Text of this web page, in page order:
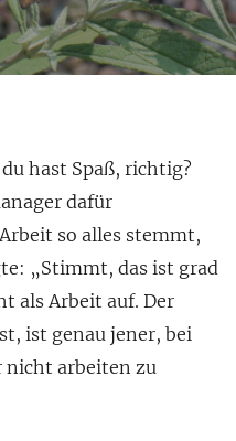
hast Spaß, richtig?
dafür
so alles stemmt,
„Stimmt, das ist grad
als Arbeit auf. Der
ist genau jener, bei
nicht arbeiten zu